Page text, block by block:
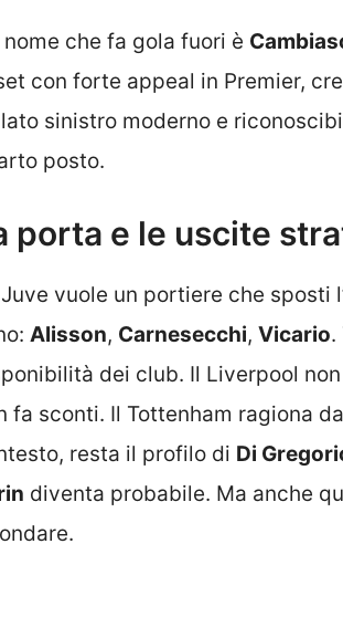
nome che fa gola fuori è
con forte appeal in Premier,
sinistro moderno e
posto.
porta e le uscite
vuole un portiere che sposti
Alisson, Carnesecchi, Vicario.
dei club. Il Liverpool
fa sconti. Il Tottenham ragiona
resta il profilo di Di
diventa probabile. Ma anche